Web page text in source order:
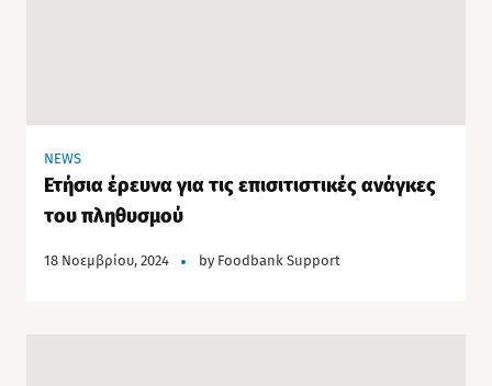
NEWS
Ετήσια έρευνα για τις επισιτιστικές ανάγκες
του πληθυσμού
18 Νοεμβρίου, 2024 by Foodbank Support